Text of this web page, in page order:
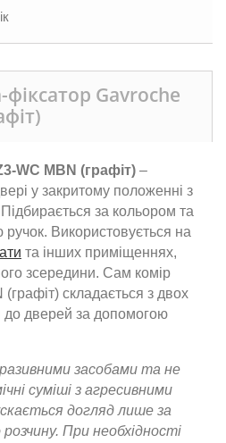
Gavroche
WC MBN (графіт) –
у закритому положенні з
за кольором та
ручок. Використовується на
та інших приміщеннях,
зсередини. Сам комір
складається з двох
до дверей за допомогою
засобами та не
суміші з агресивними
догляд лише за
При необхідності